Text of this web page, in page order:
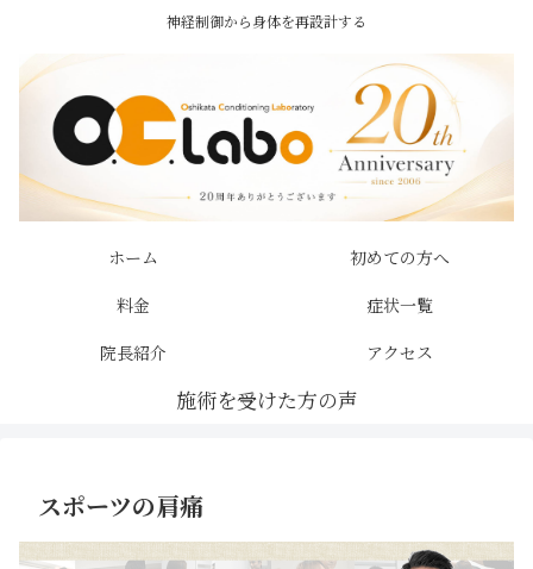
神経制御から身体を再設計する
ホーム
初めての方へ
料金
症状一覧
院長紹介
アクセス
スポーツの肩痛